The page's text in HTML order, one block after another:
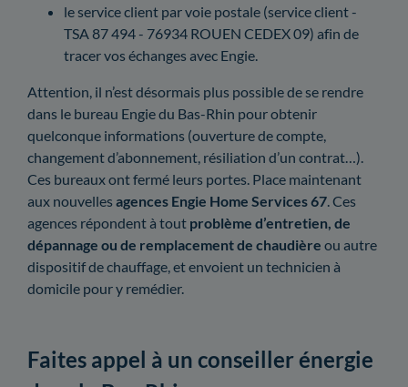
le service client par voie postale (service client -
TSA 87 494 - 76934 ROUEN CEDEX 09) afin de
tracer vos échanges avec Engie.
Attention, il n’est désormais plus possible de se rendre
dans le bureau Engie du Bas-Rhin pour obtenir
quelconque informations (ouverture de compte,
changement d’abonnement, résiliation d’un contrat…).
Ces bureaux ont fermé leurs portes. Place maintenant
aux nouvelles agences Engie Home Services 67 . Ces
agences répondent à tout problème d’entretien, de
dépannage ou de remplacement de chaudière ou autre
dispositif de chauffage, et envoient un technicien à
domicile pour y remédier.
Faites appel à un conseiller énergie